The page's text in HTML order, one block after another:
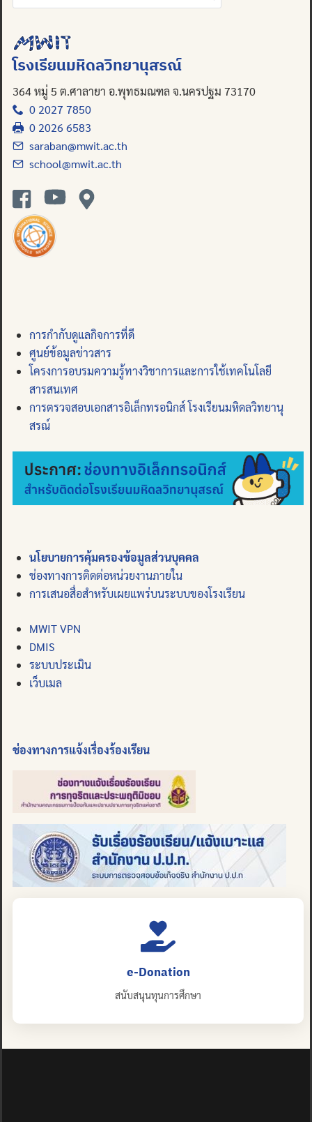
for:
โรงเรียนมหิดลวิทยานุสรณ์
364 หมู่ 5 ต.ศาลายา อ.พุทธมณฑล จ.นครปฐม 73170
0 2027 7850
0 2026 6583
saraban@mwit.ac.th
school@mwit.ac.th
การกำกับดูแลกิจการที่ดี
ศูนย์ข้อมูลข่าวสาร
โครงการอบรมความรู้ทางวิชาการและการใช้เทคโนโลยี
สารสนเทศ
การตรวจสอบเอกสารอิเล็กทรอนิกส์ โรงเรียนมหิดลวิทยานุ
สรณ์
นโยบายการคุ้มครองข้อมูลส่วนบุคคล
ช่องทางการติดต่อหน่วยงานภายใน
การเสนอสื่อสำหรับเผยแพร่บนระบบของโรงเรียน
MWIT VPN
DMIS
ระบบประเมิน
เว็บเมล
ช่องทางการแจ้งเรื่องร้องเรียน
e-Donation
สนับสนุนทุนการศึกษา